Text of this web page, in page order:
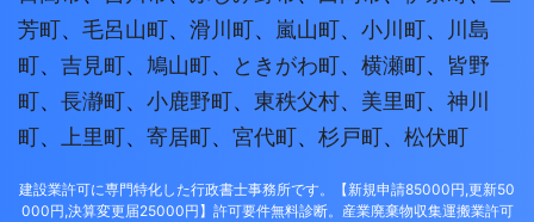
芳町、 毛呂山町、 滑川町、 嵐山町、 小川町、
川島
町、 吉見町、 鳩山町、 ときがわ町、 横瀬町、 皆野
町、 長瀞町、 小鹿野町、 東秩父村、 美里町、 神川
町、 上里町、 寄居町、 宮代町、 杉戸町、 松伏町
建設業許可に専門特化した行政書士事務所です。【新規申請85000円,更新50
000円,決算変更届25000円】許可要件無料診断。産業廃棄物収集運搬業許可